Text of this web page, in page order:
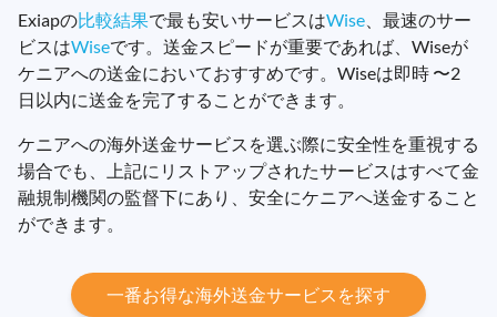
Exiapの比較結果で最も安いサービスはWise 、最速のサー
ビスはWiseです。送金スピードが重要であれば、Wiseが
ケニアへの送金においておすすめです。Wiseは即時 〜2
日以内に送金を完了することができます。
ケニアへの海外送金サービスを選ぶ際に安全性を重視する
場合でも、上記にリストアップされたサービスはすべて金
融規制機関の監督下にあり、安全にケニアへ送金すること
ができます。
一番お得な海外送金サービスを探す